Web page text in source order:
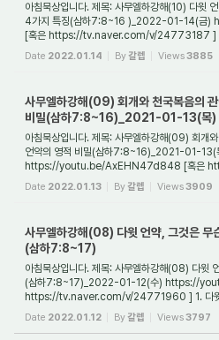
아침묵상입니다. 제목: 사무엘하강해(10) 다윗
4가지 특징(삼하7:8~16 )_2022-01-14(
[혹은 https://tv.naver.com/v/24773187 ] 1.
언약은 편무언약(片...
Date 2022.01.14 By갈렙 Views3885
사무엘하강해(09) 회개와 천국복음의
비밀(삼하7:8~16)_2021-01-13(목)
아침묵상입니다. 제목: 사무엘하강해(09) 회개
언약의 영적 비밀(삼하7:8~16)_2021-01-13(
https://youtu.be/AxEHN47d848 [혹은
] 1. 왜 다윗은 성전을 지을 수 없다고 했을까? 하
Date 2022.01.13 By갈렙 Views3909
사무엘하강해(08) 다윗 언약, 그것은 무
(삼하7:8~17)
아침묵상입니다. 제목: 사무엘하강해(08) 다윗
(삼하7:8~17)_2022-01-12(수) https://
https://tv.naver.com/v/24771960 ] 1. 다윗
하나님께서 다윗과 맺은 언약...
Date 2022.01.12 By갈렙 Views3797